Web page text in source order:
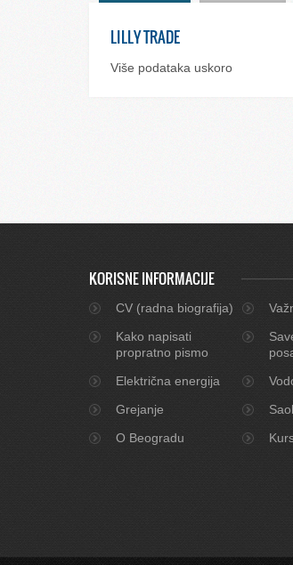
LILLY TRADE
Više podataka uskoro
KORISNE INFORMACIJE
CV (radna biografija)
Kako napisati
propratno pismo
Električna energija
Grejanje
O Beogradu